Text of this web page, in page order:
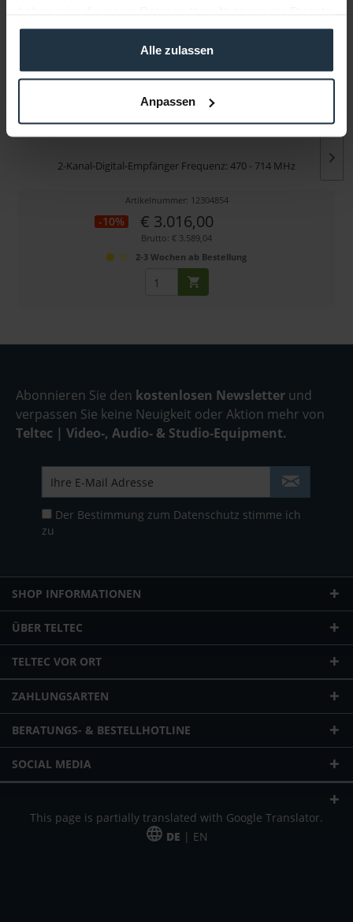
gesammelt haben.
Alle zulassen
Anpassen
2-Kanal-Digital-Empfänger Frequenz: 470 - 714 MHz
Artikelnummer: 12304854
-10% € 3.016,00
Brutto: € 3.589,04
2-3 Wochen ab Bestellung
Abonnieren Sie den kostenlosen Newsletter und
verpassen Sie keine Neuigkeit oder Aktion mehr von
Teltec | Video-, Audio- & Studio-Equipment.
Der Bestimmung zum Datenschutz stimme ich
zu
SHOP INFORMATIONEN
ÜBER TELTEC
TELTEC VOR ORT
ZAHLUNGSARTEN
BERATUNGS- & BESTELLHOTLINE
SOCIAL MEDIA
This page is partially translated with Google Translator.
DE | EN